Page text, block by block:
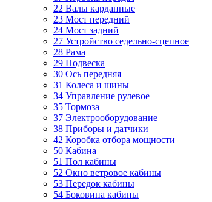
22 Валы карданные
23 Мост передний
24 Мост задний
27 Устройство седельно-сцепное
28 Рама
29 Подвеска
30 Ось передняя
31 Колеса и шины
34 Управление рулевое
35 Тормоза
37 Электрооборудование
38 Приборы и датчики
42 Коробка отбора мощности
50 Кабина
51 Пол кабины
52 Окно ветровое кабины
53 Передок кабины
54 Боковина кабины